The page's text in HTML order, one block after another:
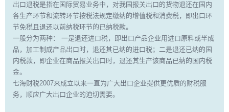
出口退税是指在国际贸易业务中，对我国报关出口的货物退还在国内
各生产环节和流转环节按税法规定缴纳的增值税和消费税，即出口环
节免税且退还以前纳税环节的已纳税款。
一般分为两种： 一是退还进口税，即出口产品企业用进口原料或半成
品，加工制成产品出口时，退还其已纳的进口税；二是退还已纳的国
内税款，即企业在商品报关出口时，退还其生产该商品已纳的国内税
金。
七海财税2007来成立以来一直为广大出口企业提供更优质的财税服
务，顺应广大出口企业的迫切需要。